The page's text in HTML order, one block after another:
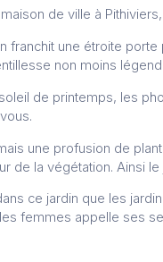
de ville à
franchit une étroite
non moins
de printemps, les
une profusion de
de la végétation. Ainsi le
ce jardin que les
femmes appelle ses